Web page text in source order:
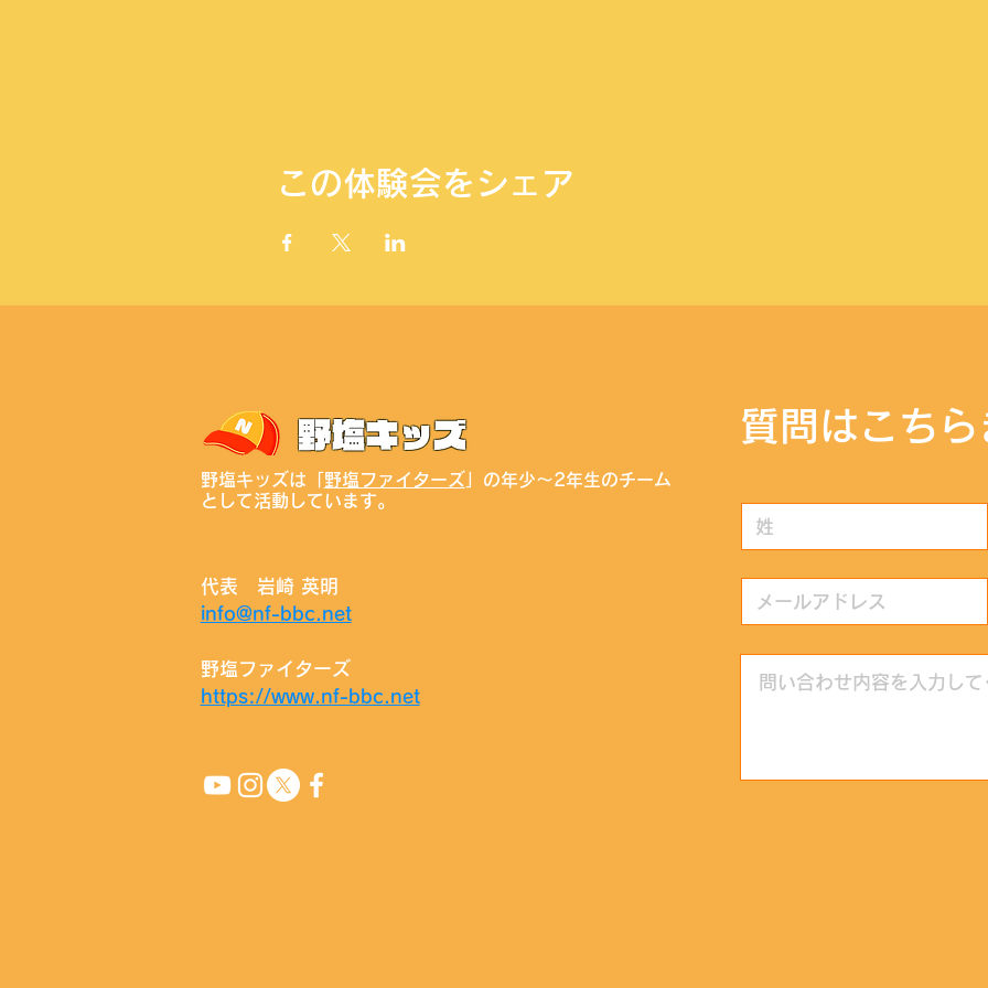
この体験会をシェア
野塩キッズは「 野塩ファイターズ
」の年少〜2年生のチーム
として活動しています。
代表 岩崎 英明
info@nf-bbc.net
野塩ファイターズ
https://www.nf-bbc.net
質問はこちら